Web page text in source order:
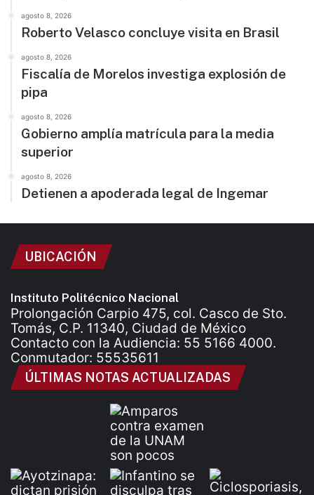
agosto 8, 2026
Roberto Velasco concluye visita en Brasil
agosto 8, 2026
Fiscalía de Morelos investiga explosión de
pipa
agosto 8, 2026
Gobierno amplía matrícula para la media
superior
agosto 8, 2026
Detienen a apoderada legal de Ingemar
UBICACIÓN
Instituto Politécnico Nacional
Prolongación Carpio 475, col. Casco de Sto.
Tomás, C.P. 11340, Ciudad de México
Contacto con la Audiencia: 55 5166 4000.
Conmutador: 55535611
ÚLTIMAS NOTAS ACTUALIZADAS